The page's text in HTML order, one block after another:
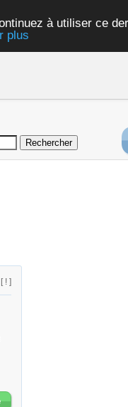
à utiliser ce
plus
[ ! ]